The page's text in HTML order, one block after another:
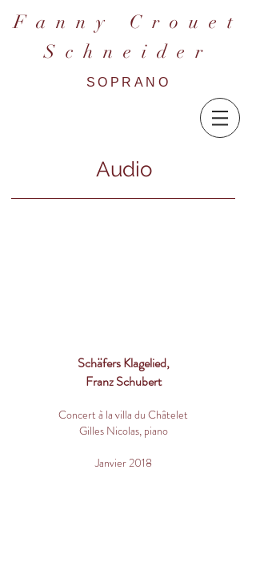
F a n n y C r o u e t
S c h n e i d e r
SOPRANO
Audio
Schäfers Klagelied,
Franz Schubert
Concert à la villa du Châtelet
Gilles Nicolas, piano
Janvier 2018